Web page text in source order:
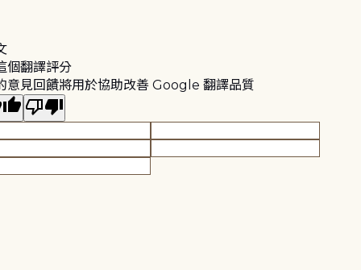
個翻譯評分
意見回饋將用於協助改善 Google 翻譯品質